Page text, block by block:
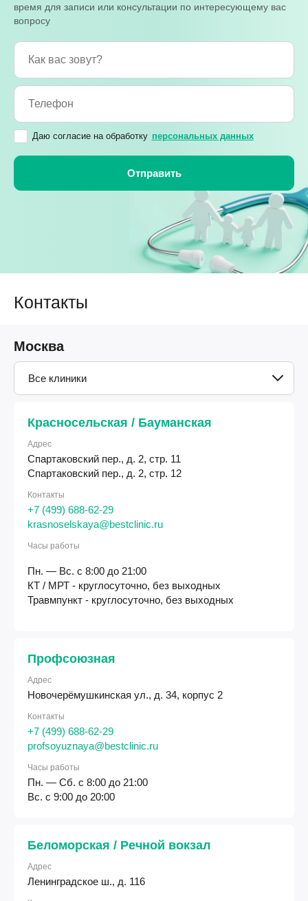
определить
время для записи или консультации по интересующему вас
вопросу
Даю согласие на обработку персональных данных
Контакты
Москва
Все клиники
Красносельская / Бауманская
Адрес
Спартаковский пер., д. 2, стр. 11
Спартаковский пер., д. 2, стр. 12
Контакты
+7 (499) 688-62-29
krasnoselskaya@bestclinic.ru
Часы работы
Пн. — Вс. с 8:00 до 21:00
КТ / МРТ - круглосуточно, без выходных
Травмпункт - круглосуточно, без выходных
Профсоюзная
Адрес
Новочерёмушкинская ул., д. 34, корпус 2
Контакты
+7 (499) 688-62-29
profsoyuznaya@bestclinic.ru
Часы работы
Пн. — Сб. с 8:00 до 21:00
Вс. с 9:00 до 20:00
Беломорская / Речной вокзал
Адрес
Ленинградское ш., д. 116